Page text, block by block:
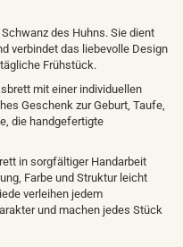
des Huhns. Sie dient
verbindet das liebevolle Design
Frühstück.
mit einer individuellen
Geschenk zur Geburt, Taufe,
die handgefertigte
in sorgfältiger Handarbeit
Farbe und Struktur leicht
verleihen jedem
und machen jedes Stück